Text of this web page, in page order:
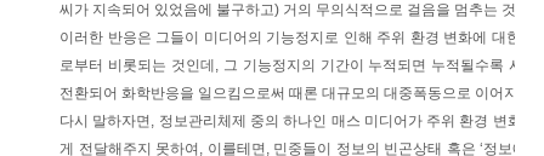
씨가 지속되어 있었음에 불구하고) 거의 무의식적으로 걸음을 멈추는 것과
이러한 반응은 그들이 미디어의 기능정지로 인해 주위 환경 변화에 대한
로부터 비롯되는 것인데, 그 기능정지의 기간이 누적되면 누적될수록 사
전환되어 화학반응을 일으킴으로써 때론 대규모의 대중폭동으로 이어지기
다시 말하자면, 정보관리체제 중의 하나인 매스 미디어가 주위 환경 변화에
게 전달해주지 못하여, 이를테면, 민중들이 정보의 빈곤상태 혹은 ‘정보에